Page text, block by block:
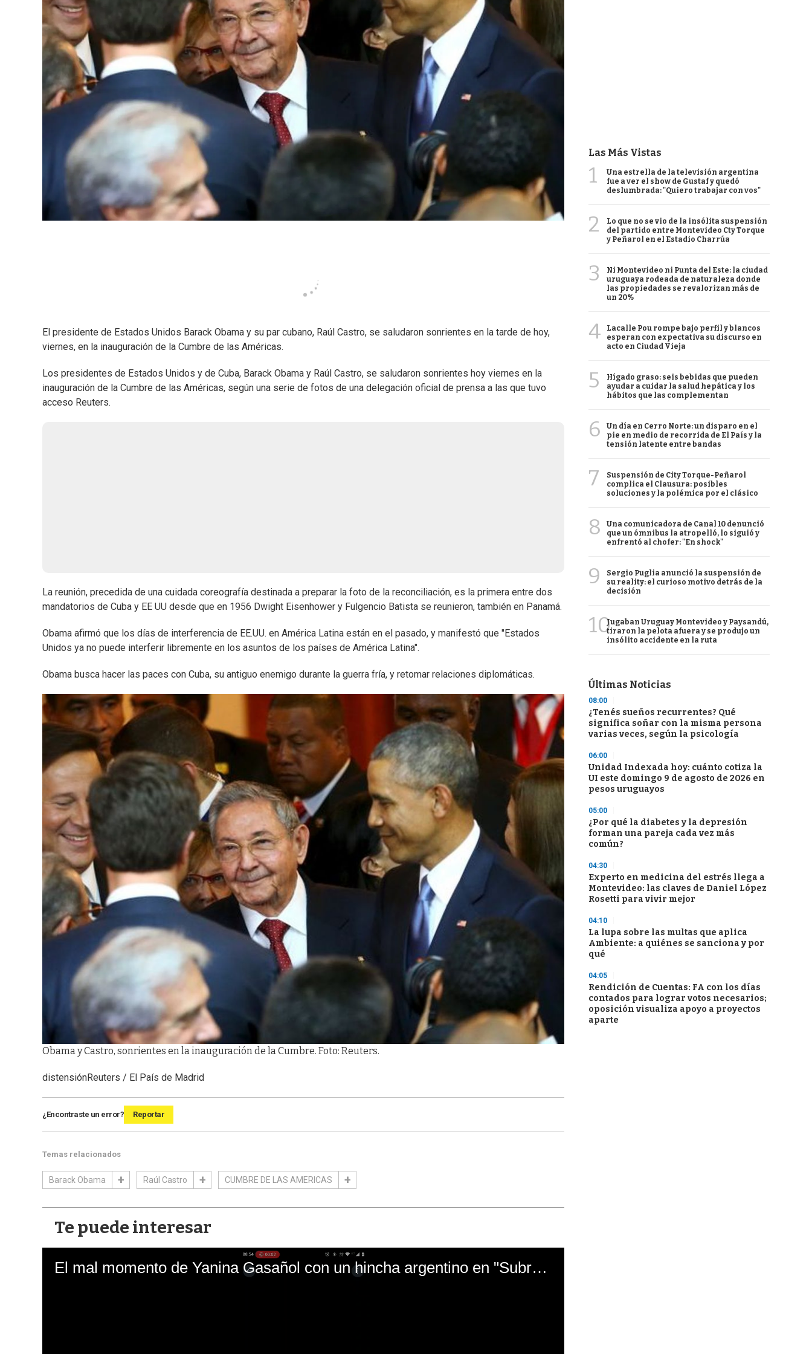
El presidente de Estados Unidos Barack Obama y su par cubano, Raúl Castro, se saludaron sonrientes en la tarde de hoy,
viernes, en la inauguración de la Cumbre de las Américas.
Los presidentes de Estados Unidos y de Cuba, Barack Obama y Raúl Castro, se saludaron sonrientes hoy viernes en la
inauguración de la Cumbre de las Américas, según una serie de fotos de una delegación oficial de prensa a las que tuvo
acceso Reuters.
La reunión, precedida de una cuidada coreografía destinada a preparar la foto de la reconciliación, es la primera entre dos
mandatorios de Cuba y EE UU desde que en 1956 Dwight Eisenhower y Fulgencio Batista se reunieron, también en Panamá.
Obama afirmó que los días de interferencia de EE.UU. en América Latina están en el pasado, y manifestó que "Estados
Unidos ya no puede interferir libremente en los asuntos de los países de América Latina".
Obama busca hacer las paces con Cuba, su antiguo enemigo durante la guerra fría, y retomar relaciones diplomáticas.
Obama y Castro, sonrientes en la inauguración de la Cumbre. Foto: Reuters.
distensiónReuters / El País de Madrid
¿Encontraste un error? Reportar
Temas relacionados
Barack Obama Raúl Castro CUMBRE DE LAS AMERICAS
Te puede interesar
El mal momento de Yanina Gasañol con un hincha argentino en "Subrayado"
Las Más Vistas
1
Una estrella de la televisión argentina
fue a ver el show de Gustaf y quedó
deslumbrada: "Quiero trabajar con vos"
2
Lo que no se vio de la insólita suspensión
del partido entre Montevideo Cty Torque
y Peñarol en el Estadio Charrúa
3
Ni Montevideo ni Punta del Este: la ciudad
uruguaya rodeada de naturaleza donde
las propiedades se revalorizan más de
un 20%
4
Lacalle Pou rompe bajo perfil y blancos
esperan con expectativa su discurso en
acto en Ciudad Vieja
5
Hígado graso: seis bebidas que pueden
ayudar a cuidar la salud hepática y los
hábitos que las complementan
6
Un día en Cerro Norte: un disparo en el
pie en medio de recorrida de El País y la
tensión latente entre bandas
7
Suspensión de City Torque-Peñarol
complica el Clausura: posibles
soluciones y la polémica por el clásico
8
Una comunicadora de Canal 10 denunció
que un ómnibus la atropelló, lo siguió y
enfrentó al chofer: "En shock"
9
Sergio Puglia anunció la suspensión de
su reality: el curioso motivo detrás de la
decisión
10Jugaban Uruguay Montevideo y Paysandú,
tiraron la pelota afuera y se produjo un
insólito accidente en la ruta
Últimas Noticias
08:00
¿Tenés sueños recurrentes? Qué
significa soñar con la misma persona
varias veces, según la psicología
06:00
Unidad Indexada hoy: cuánto cotiza la
UI este domingo 9 de agosto de 2026 en
pesos uruguayos
05:00
¿Por qué la diabetes y la depresión
forman una pareja cada vez más
común?
04:30
Experto en medicina del estrés llega a
Montevideo: las claves de Daniel López
Rosetti para vivir mejor
04:10
La lupa sobre las multas que aplica
Ambiente: a quiénes se sanciona y por
qué
04:05
Rendición de Cuentas: FA con los días
contados para lograr votos necesarios;
oposición visualiza apoyo a proyectos
aparte